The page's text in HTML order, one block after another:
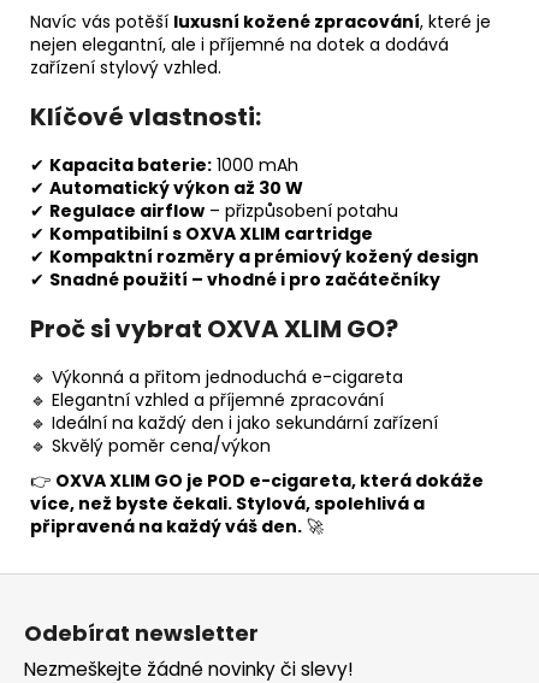
Navíc vás potěší luxusní kožené zpracování, které je
nejen elegantní, ale i příjemné na dotek a dodává
zařízení stylový vzhled.
Klíčové vlastnosti:
✔ Kapacita baterie: 1000 mAh
✔ Automatický výkon až 30 W
✔ Regulace airflow – přizpůsobení potahu
✔ Kompatibilní s OXVA XLIM cartridge
✔ Kompaktní rozměry a prémiový kožený design
✔ Snadné použití – vhodné i pro začátečníky
Proč si vybrat OXVA XLIM GO?
🔹 Výkonná a přitom jednoduchá e-cigareta
🔹 Elegantní vzhled a příjemné zpracování
🔹 Ideální na každý den i jako sekundární zařízení
🔹 Skvělý poměr cena/výkon
👉 OXVA XLIM GO je POD e-cigareta, která dokáže
více, než byste čekali. Stylová, spolehlivá a
připravená na každý váš den. 🚀
Z
Odebírat newsletter
Nezmeškejte žádné novinky či slevy!